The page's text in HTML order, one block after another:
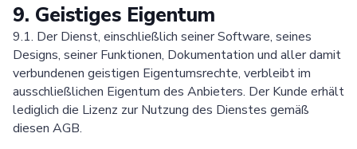
9. Geistiges Eigentum
9.1. Der Dienst, einschließlich seiner Software, seines
Designs, seiner Funktionen, Dokumentation und aller damit
verbundenen geistigen Eigentumsrechte, verbleibt im
ausschließlichen Eigentum des Anbieters. Der Kunde erhält
lediglich die Lizenz zur Nutzung des Dienstes gemäß
diesen AGB.